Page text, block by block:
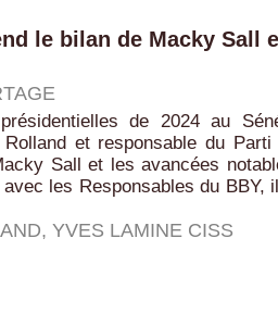
le bilan de Macky Sall
de 2024 au
et responsable du Parti
Sall et les avancées
les Responsables du BBY,
, YVES LAMINE CISS